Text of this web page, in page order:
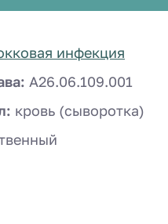
инфекция
A26.06.109.001
кровь (сыворотка)